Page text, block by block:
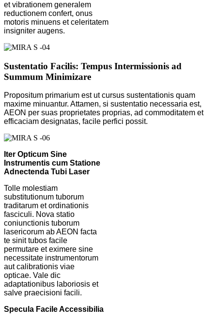
et vibrationem generalem
reductionem confert, onus
motoris minuens et celeritatem
insigniter augens.
Sustentatio Facilis: Tempus Intermissionis ad
Summum Minimizare
Propositum primarium est ut cursus sustentationis quam
maxime minuantur. Attamen, si sustentatio necessaria est,
AEON per suas proprietates proprias, ad commoditatem et
efficaciam designatas, facile perfici possit.
Iter Opticum Sine
Instrumentis cum Statione
Adnectenda Tubi Laser
Tolle molestiam
substitutionum tuborum
traditarum et ordinationis
fasciculi. Nova statio
coniunctionis tuborum
lasericorum ab AEON facta
te sinit tubos facile
permutare et eximere sine
necessitate instrumentorum
aut calibrationis viae
opticae. Vale dic
adaptationibus laboriosis et
salve praecisioni facili.
Specula Facile Accessibilia